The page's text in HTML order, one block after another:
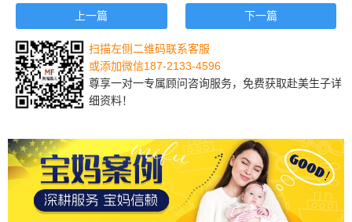
上一篇 下一篇
扫描左侧二维码联系客服
或添加微信187-2133-4596
尊享一对一专属顾问咨询服务，免费获取赴美生子详
细资料！